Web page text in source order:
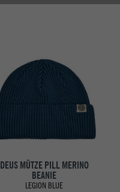
DEUS MÜTZE PILL MERINO
BEANIE
LEGION BLUE